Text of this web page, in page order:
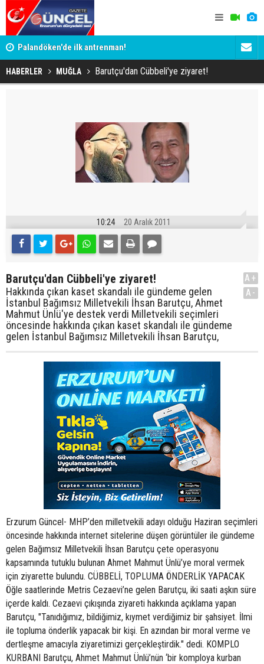
Palandöken'de ilk antrenman! Kaptan
HABERLER MUĞLA Barutçu'dan Cübbeli'ye ziyaret!
10:24 20 Aralık 2011
Barutçu'dan Cübbeli'ye ziyaret!
Hakkında çıkan kaset skandalı ile gündeme gelen
İstanbul Bağımsız Milletvekili İhsan Barutçu, Ahmet
Mahmut Ünlü'ye destek verdi Milletvekili seçimleri
öncesinde hakkında çıkan kaset skandalı ile gündeme
gelen İstanbul Bağımsız Milletvekili İhsan Barutçu,
A+
A-
Erzurum Güncel- MHP’den milletvekili adayı olduğu Haziran seçimleri
öncesinde hakkında internet sitelerine düşen görüntüler ile gündeme
gelen Bağımsız Milletvekili İhsan Barutçu çete operasyonu
kapsamında tutuklu bulunan Ahmet Mahmut Ünlü’ye moral vermek
için ziyarette bulundu. CÜBBELİ, TOPLUMA ÖNDERLİK YAPACAK
Öğle saatlerinde Metris Cezaevi’ne gelen Barutçu, iki saati aşkın süre
içerde kaldı. Cezaevi çıkışında ziyareti hakkında açıklama yapan
Barutçu, "Tanıdığımız, bildiğimiz, kıymet verdiğimiz bir şahsiyet. İlmi
ile topluma önderlik yapacak bir kişi. En azından bir moral verme ve
dertleşme amacıyla ziyaretimizi gerçekleştirdik." dedi. KOMPLO
KURBANI Barutçu, Ahmet Mahmut Ünlü’nün ‘bir komploya kurban